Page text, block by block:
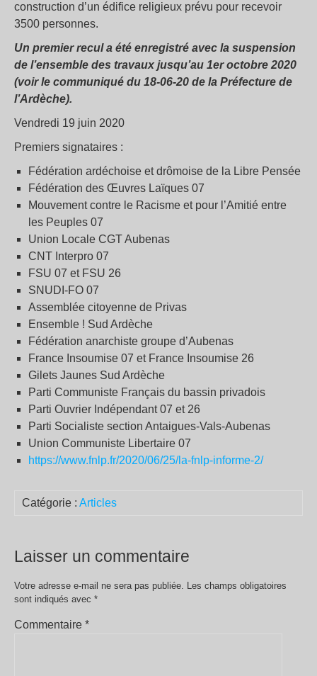
construction d’un édifice religieux prévu pour recevoir
3500 personnes.
Un premier recul a été enregistré avec la suspension
de l’ensemble des travaux jusqu’au 1er octobre 2020
(voir le communiqué du 18-06-20 de la Préfecture de
l’Ardèche).
Vendredi 19 juin 2020
Premiers signataires :
Fédération ardéchoise et drômoise de la Libre Pensée
Fédération des Œuvres Laïques 07
Mouvement contre le Racisme et pour l’Amitié entre
les Peuples 07
Union Locale CGT Aubenas
CNT Interpro 07
FSU 07 et FSU 26
SNUDI-FO 07
Assemblée citoyenne de Privas
Ensemble ! Sud Ardèche
Fédération anarchiste groupe d’Aubenas
France Insoumise 07 et France Insoumise 26
Gilets Jaunes Sud Ardèche
Parti Communiste Français du bassin privadois
Parti Ouvrier Indépendant 07 et 26
Parti Socialiste section Antaigues-Vals-Aubenas
Union Communiste Libertaire 07
https://www.fnlp.fr/2020/06/25/la-fnlp-informe-2/
Catégorie : Articles
Laisser un commentaire
Votre adresse e-mail ne sera pas publiée. Les champs obligatoires
sont indiqués avec *
Commentaire *